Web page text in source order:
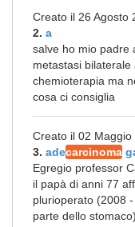
Creato il 26 Agosto
2. a
salve ho mio padre
metastasi
chemioterapia ma
cosa ci consiglia
Creato il 02 Maggio
3. adecarcinoma
Egregio professor
il papà di anni 77
plurioperato (2008
parte dello